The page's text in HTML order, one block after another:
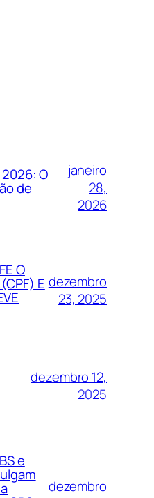
O
de
janeiro
28,
2026
O
E dezembro
23, 2025
dezembro 12,
2025
e
dezembro